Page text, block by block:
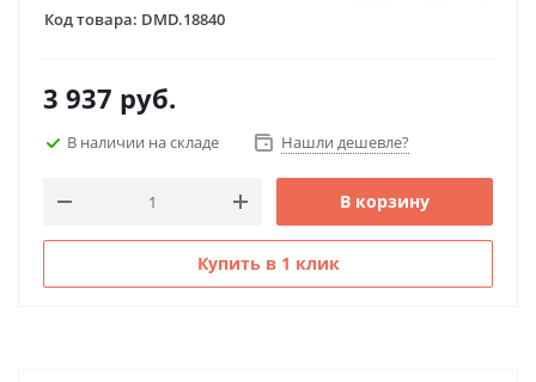
Код товара: DMD.18840
3 937 руб.
В наличии на складе Нашли дешевле?
В корзину
Купить в 1 клик